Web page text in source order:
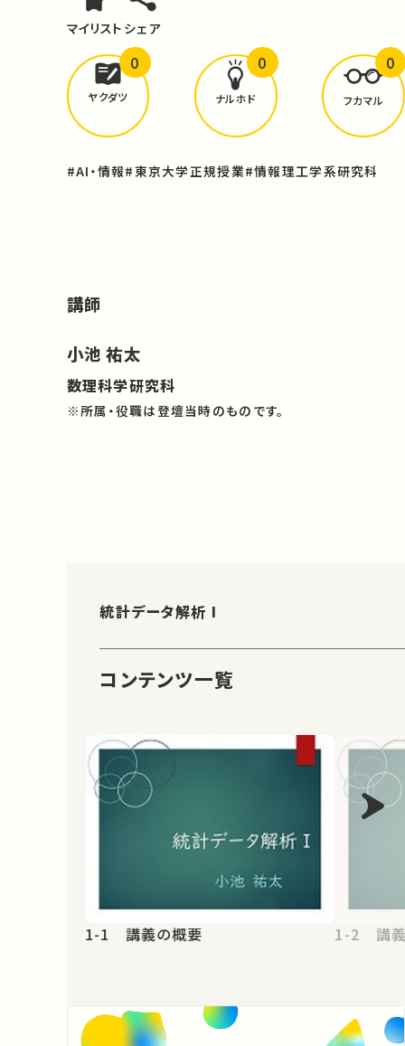
マイリスト シェア
どんな学びがありましたか？
ヤクダツ
0
ナルホド
0
フカマル
0
#AI・情報#東京大学正規授業#情報理工学系研究科
講師
小池 祐太
数理科学研究科
※所属・役職は登壇当時のものです。
統計データ解析 I
コンテンツ一覧
1-1 講義の概要 1-2 講